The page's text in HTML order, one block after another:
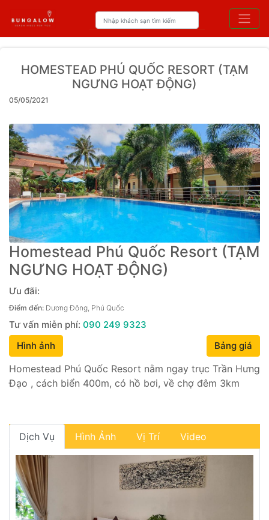
HOMESTEAD PHÚ QUỐC RESORT (TẠM
NGƯNG HOẠT ĐỘNG)
05/05/2021
Homestead Phú Quốc Resort (TẠM
NGƯNG HOẠT ĐỘNG)
Ưu đãi:
Điểm đến: Dương Đông, Phú Quốc
Tư vấn miễn phí: 090 249 9323
Hình ảnh
Bảng giá
Homestead Phú Quốc Resort nằm ngay trục Trần Hưng
Đạo , cách biển 400m, có hồ bơi, về chợ đêm 3km
Dịch Vụ Hình Ảnh Vị Trí Video